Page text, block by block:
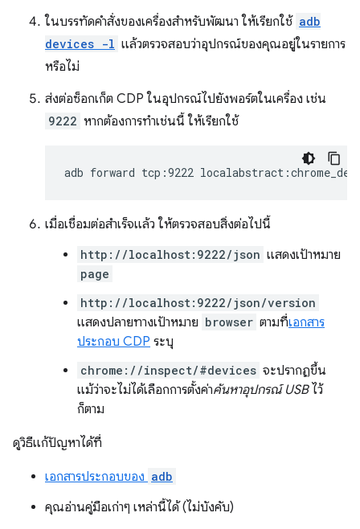
ในบรรทัดคำสั่งของเครื่องสำหรับพัฒนา ให้เรียกใช้ adb
devices -l แล้วตรวจสอบว่าอุปกรณ์ของคุณอยู่ในรายการ
หรือไม่
ส่งต่อซ็อกเก็ต CDP ในอุปกรณ์ไปยังพอร์ตในเครื่อง เช่น
9222 หากต้องการทำเช่นนี้ ให้เรียกใช้
adb forward tcp:9222
เมื่อเชื่อมต่อสำเร็จแล้ว ให้ตรวจสอบสิ่งต่อไปนี้
http://localhost:9222/json แสดงเป้าหมาย
page
http://localhost:9222/json/version
แสดงปลายทางเป้าหมาย browser ตามที่เอกสาร
ประกอบ CDP ระบุ
chrome://inspect/#devices จะปรากฏขึ้น
แม้ว่าจะไม่ได้เลือกการตั้งค่าค้นหาอุปกรณ์ USBไว้
ก็ตาม
ดูวิธีแก้ปัญหาได้ที่
เอกสารประกอบของ adb
คุณอ่านคู่มือเก่าๆ เหล่านี้ได้ (ไม่บังคับ)